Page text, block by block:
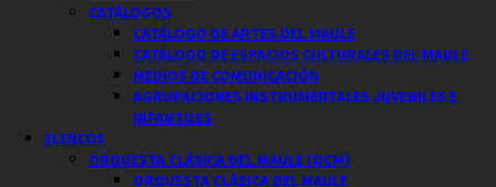
CATÁLOGOS
CATÁLOGO DE ARTES DEL MAULE
CATÁLOGO DE ESPACIOS CULTURALES DEL MAULE
MEDIOS DE COMUNICACIÓN
AGRUPACIONES INSTRUMENTALES JUVENILES E
INFANTILES
ELENCOS
ORQUESTA CLÁSICA DEL MAULE (OCM)
ORQUESTA CLÁSICA DEL MAULE